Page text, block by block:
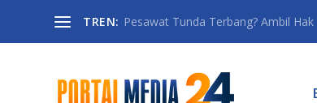
TREN: Pesawat Tunda Terbang? Ambil